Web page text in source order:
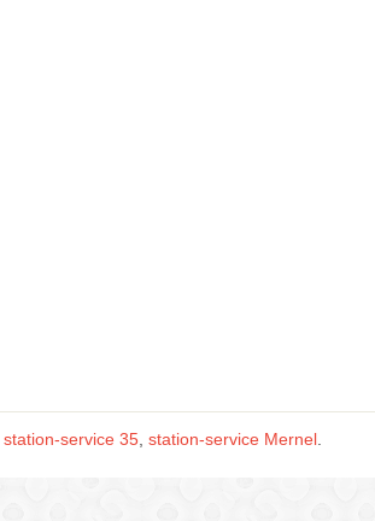
station-service 35 station-service Mernel